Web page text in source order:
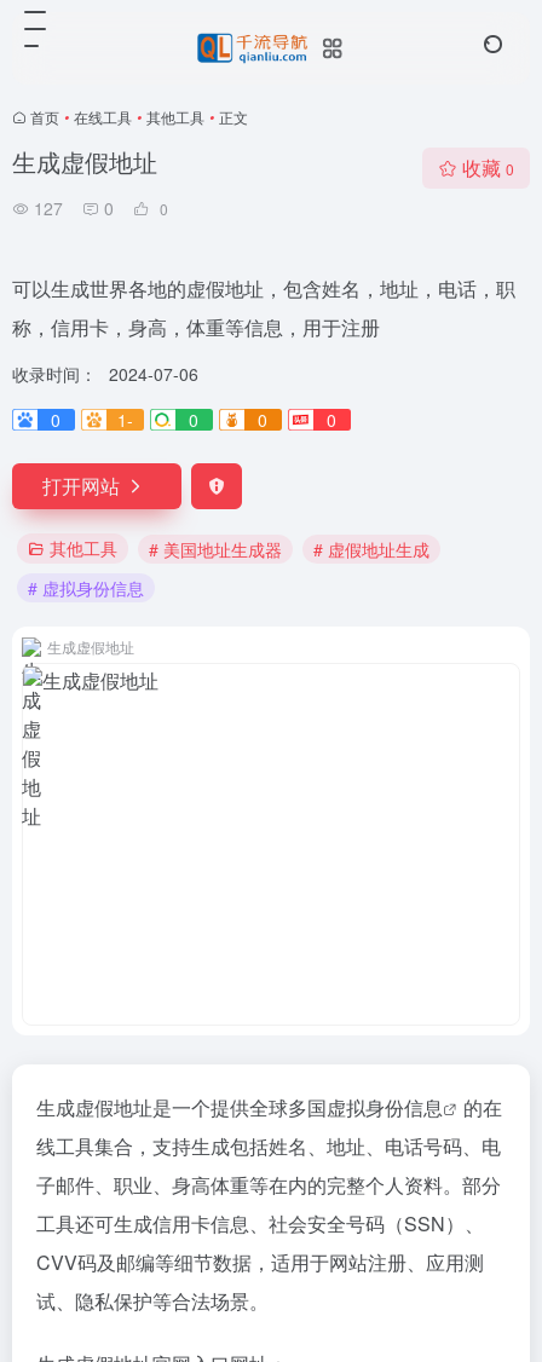
首页 • 在线工具 • 其他工具 • 正文
生成虚假地址
127 0 0
收藏 0
可以生成世界各地的虚假地址，包含姓名，地址，电话，职
称，信用卡，身高，体重等信息，用于注册
收录时间：
2024-07-06
0
1- 0 0 0
打开网站
其他工具 # 美国地址生成器
# 虚假地址生成
# 虚拟身份信息
生成虚假地址
生成虚假地址是一个提供全球多国虚拟身份信息
的在
线工具集合，支持生成包括姓名、地址、电话号码、电
子邮件、职业、身高体重等在内的完整个人资料。部分
工具还可生成信用卡信息、社会安全号码（SSN）、
CVV码及邮编等细节数据，适用于网站注册、应用测
试、隐私保护等合法场景。